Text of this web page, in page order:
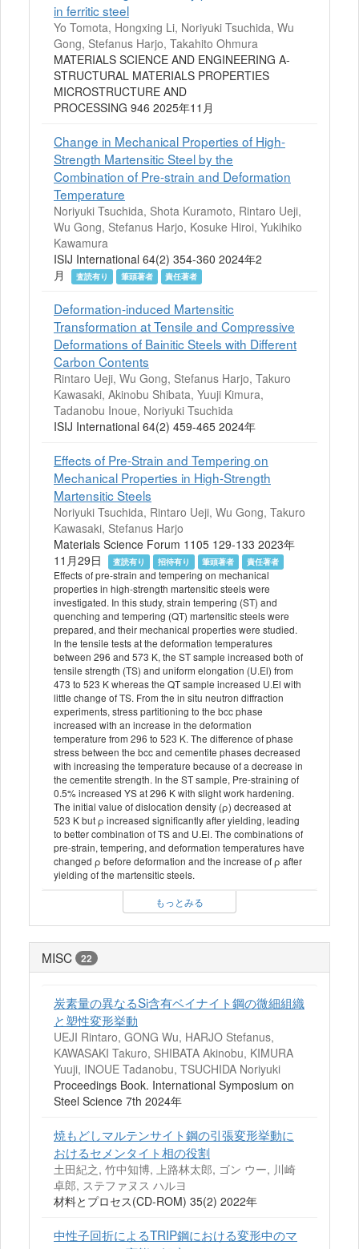
in ferritic steel
Yo Tomota, Hongxing Li, Noriyuki Tsuchida, Wu
Gong, Stefanus Harjo, Takahito Ohmura
MATERIALS SCIENCE AND ENGINEERING A-
STRUCTURAL MATERIALS PROPERTIES
MICROSTRUCTURE AND
PROCESSING 946 2025年11月
Change in Mechanical Properties of High-
Strength Martensitic Steel by the
Combination of Pre-strain and Deformation
Temperature
Noriyuki Tsuchida, Shota Kuramoto, Rintaro Ueji,
Wu Gong, Stefanus Harjo, Kosuke Hiroi, Yukihiko
Kawamura
ISIJ International 64(2) 354-360 2024年2
月
査読有り 筆頭著者 責任著者
Deformation-induced Martensitic
Transformation at Tensile and Compressive
Deformations of Bainitic Steels with Different
Carbon Contents
Rintaro Ueji, Wu Gong, Stefanus Harjo, Takuro
Kawasaki, Akinobu Shibata, Yuuji Kimura,
Tadanobu Inoue, Noriyuki Tsuchida
ISIJ International 64(2) 459-465 2024年
Effects of Pre-Strain and Tempering on
Mechanical Properties in High-Strength
Martensitic Steels
Noriyuki Tsuchida, Rintaro Ueji, Wu Gong, Takuro
Kawasaki, Stefanus Harjo
Materials Science Forum 1105 129-133 2023年
11月29日
査読有り 招待有り 筆頭著者 責任著者
Effects of pre-strain and tempering on mechanical
properties in high-strength martensitic steels were
investigated. In this study, strain tempering (ST) and
quenching and tempering (QT) martensitic steels were
prepared, and their mechanical properties were studied.
In the tensile tests at the deformation temperatures
between 296 and 573 K, the ST sample increased both of
tensile strength (TS) and uniform elongation (U.El) from
473 to 523 K whereas the QT sample increased U.El with
little change of TS. From the in situ neutron diffraction
experiments, stress partitioning to the bcc phase
increased with an increase in the deformation
temperature from 296 to 523 K. The difference of phase
stress between the bcc and cementite phases decreased
with increasing the temperature because of a decrease in
the cementite strength. In the ST sample, Pre-straining of
0.5% increased YS at 296 K with slight work hardening.
The initial value of dislocation density (ρ) decreased at
523 K but ρ increased significantly after yielding, leading
to better combination of TS and U.El. The combinations of
pre-strain, tempering, and deformation temperatures have
changed ρ before deformation and the increase of ρ after
yielding of the martensitic steels.
もっとみる
MISC 22
炭素量の異なるSi含有ベイナイト鋼の微細組織
と塑性変形挙動
UEJI Rintaro, GONG Wu, HARJO Stefanus,
KAWASAKI Takuro, SHIBATA Akinobu, KIMURA
Yuuji, INOUE Tadanobu, TSUCHIDA Noriyuki
Proceedings Book. International Symposium on
Steel Science 7th 2024年
焼もどしマルテンサイト鋼の引張変形挙動に
おけるセメンタイト相の役割
土田紀之, 竹中知博, 上路林太郎, ゴン ウー, 川崎
卓郎, ステファヌス ハルヨ
材料とプロセス(CD-ROM) 35(2) 2022年
中性子回折によるTRIP鋼における変形中のマ